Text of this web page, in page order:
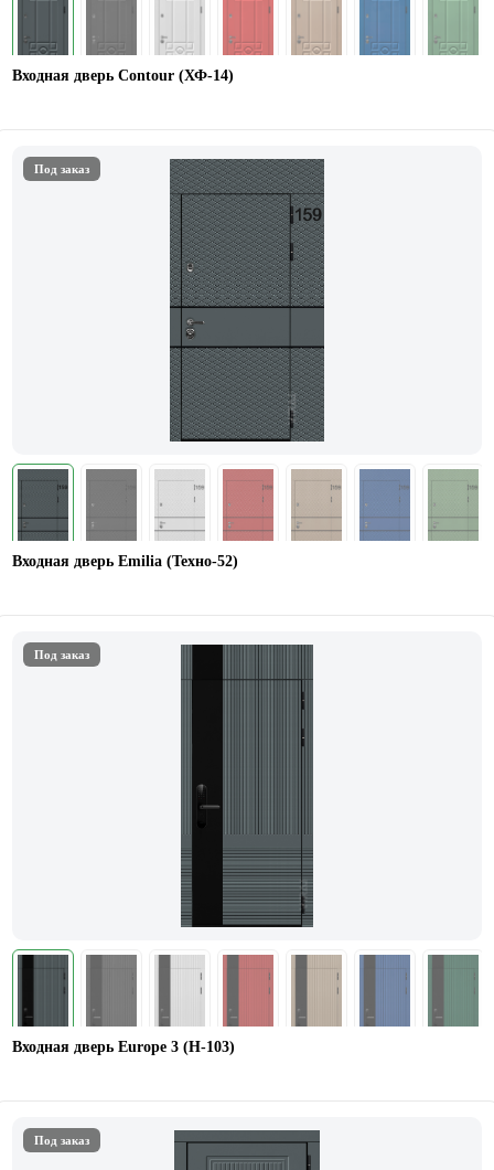
Входная дверь Contour (ХФ-14)
Под заказ
Входная дверь Emilia (Техно-52)
Под заказ
Входная дверь Europe 3 (H-103)
Под заказ